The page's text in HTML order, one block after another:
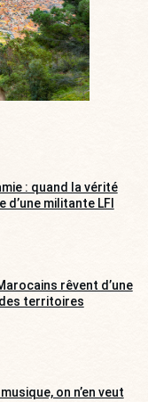
: quand la vérité
militante LFI
rêvent d’une
territoires
on n’en veut